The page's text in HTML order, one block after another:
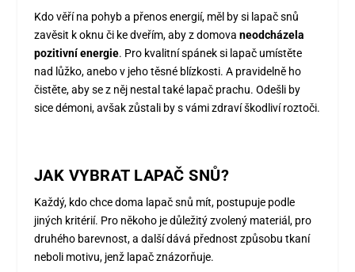
Kdo věří na pohyb a přenos energií, měl by si lapač snů
zavěsit k oknu či ke dveřím, aby z domova neodcházela
pozitivní energie. Pro kvalitní spáneksi lapač umístěte
nad lůžko, anebo v jeho těsné blízkosti. A pravidelně ho
čistěte, aby se z něj nestal také lapač prachu. Odešli by
sice démoni, avšak zůstali by s vámi zdraví škodliví roztoči.
JAK VYBRAT LAPAČ SNŮ?
Každý, kdo chce doma lapač snů mít, postupuje podle
jiných kritérií. Pro někoho je důležitý zvolený materiál, pro
druhého barevnost, a další dává přednost způsobu tkaní
neboli motivu, jenž lapač znázorňuje.